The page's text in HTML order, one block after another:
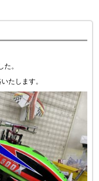
。
たします。